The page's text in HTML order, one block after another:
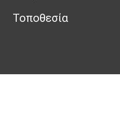
Τοποθεσία